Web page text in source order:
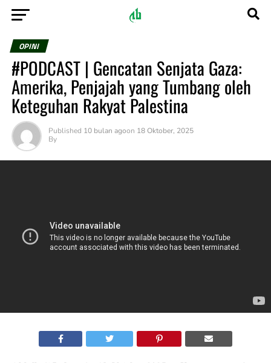
OPINI
#PODCAST | Gencatan Senjata Gaza:
Amerika, Penjajah yang Tumbang oleh
Keteguhan Rakyat Palestina
Published 10 bulan agoon 18 Oktober, 2025
By